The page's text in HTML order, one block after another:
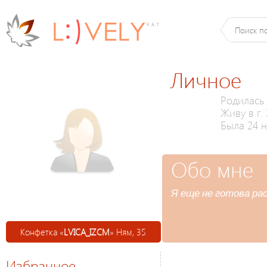
Конфетка «LVICA_IZCM» Ням, 35
Личное
Родилась
Живу в г.
Была 24
Обо мне
Я еще не готова